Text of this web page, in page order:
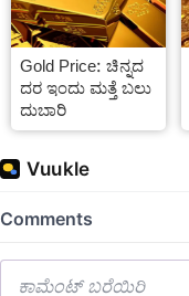
Gold Price: ಚಿನ್ನದ
ದರ ಇಂದು ಮತ್ತೆ ಬಲು
ದುಬಾರಿ